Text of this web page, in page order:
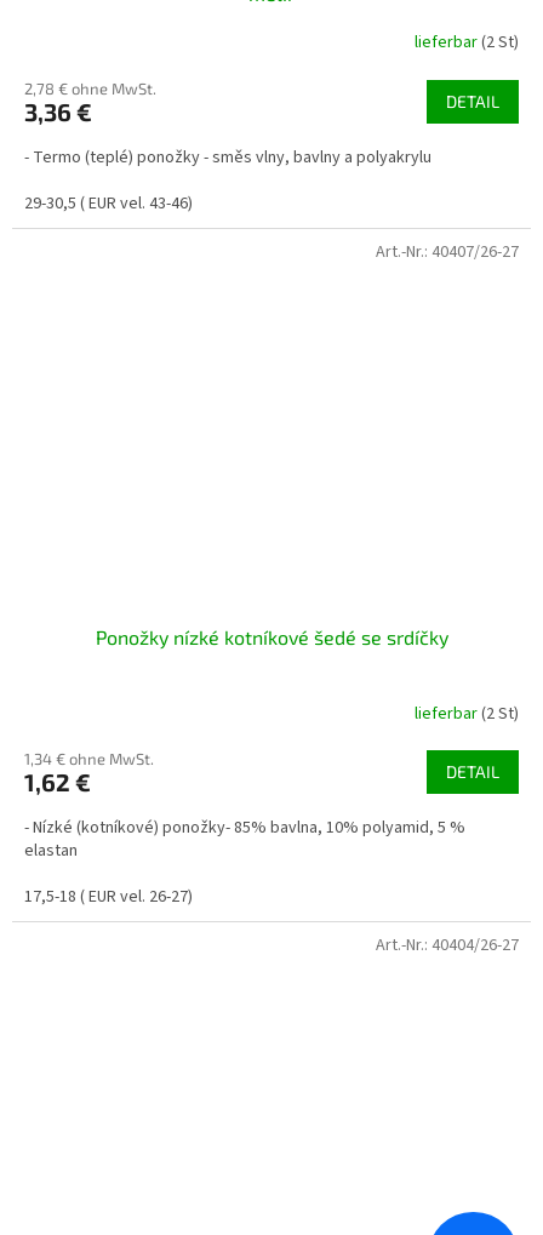
lieferbar(2 St)
2,78 € ohne MwSt.
3,36 € DETAIL
- Termo (teplé) ponožky - směs vlny, bavlny a polyakrylu
29-30,5 ( EUR vel. 43-46)
Ponožky nízké kotníkové šedé se srdíčky
lieferbar(2 St)
1,34 € ohne MwSt.
1,62 € DETAIL
- Nízké (kotníkové) ponožky- 85% bavlna, 10% polyamid, 5 %
elastan
17,5-18 ( EUR vel. 26-27)
Art.-Nr.: 40407/26-27
Art.-Nr.: 40404/26-27